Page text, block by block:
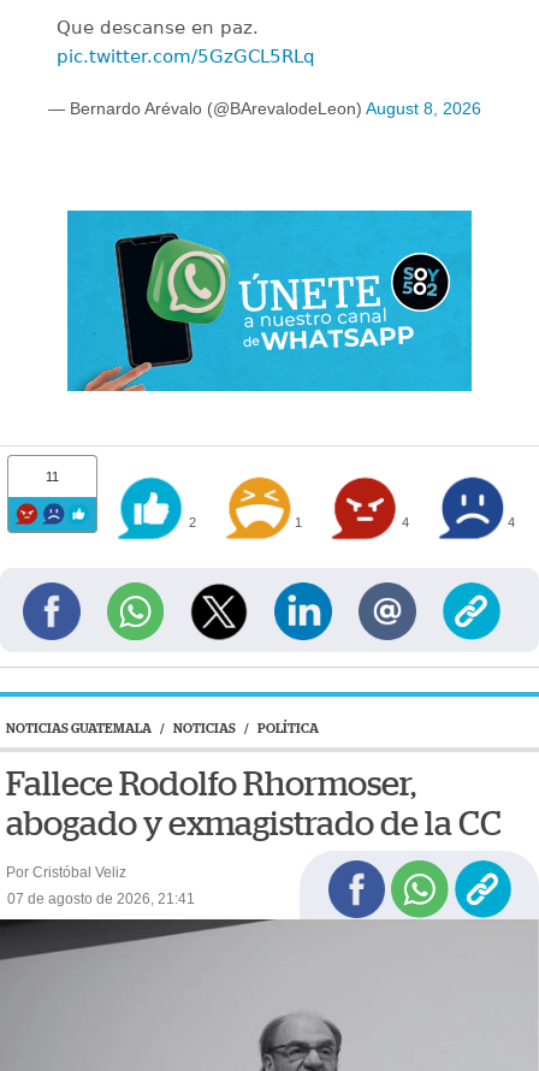
Que descanse en paz.
pic.twitter.com/5GzGCL5RLq
— Bernardo Arévalo (@BArevalodeLeon) August 8, 2026
11
2 1 4 4
NOTICIAS GUATEMALA / NOTICIAS / POLÍTICA
Fallece Rodolfo Rhormoser,
abogado y exmagistrado de la CC
Por Cristóbal Veliz
07 de agosto de 2026, 21:41